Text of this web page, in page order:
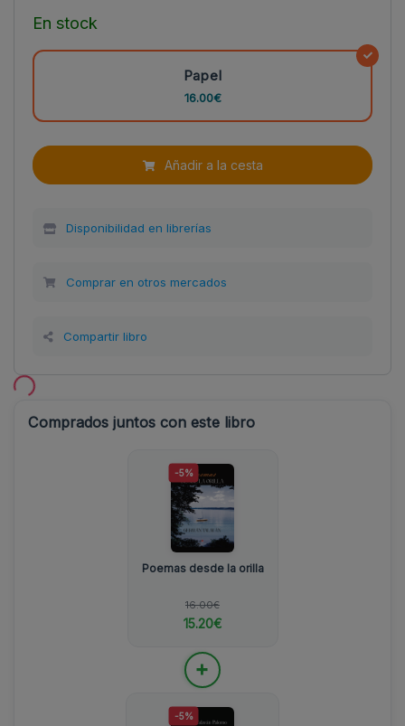
En stock
Papel
16.00€
Añadir a la cesta
Disponibilidad en librerías
Comprar en otros mercados
Compartir libro
Comprados juntos con este libro
-5%
Poemas desde la orilla
16.00€
15.20€
+
-5%